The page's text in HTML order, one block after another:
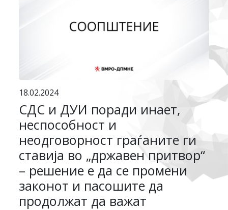
18.02.2024
СДС и ДУИ поради инает,
неспособност и
неодговорност граѓаните ги
ставија во „државен притвор“
– решение е да се промени
законот и пасошите да
продолжат да важат